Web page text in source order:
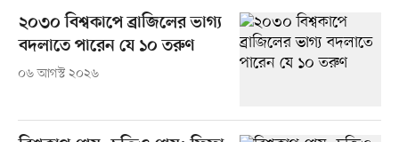
২০৩০ বিশ্বকাপে ব্রাজিলের ভাগ্য
বদলাতে পারেন যে ১০ তরুণ
০৬ আগস্ট ২০২৬